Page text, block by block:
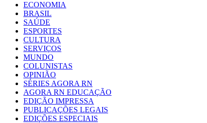
ECONOMIA
BRASIL
SAÚDE
ESPORTES
CULTURA
SERVIÇOS
MUNDO
COLUNISTAS
OPINIÃO
SÉRIES AGORA RN
AGORA RN EDUCAÇÃO
EDIÇÃO IMPRESSA
PUBLICAÇÕES LEGAIS
EDIÇÕES ESPECIAIS